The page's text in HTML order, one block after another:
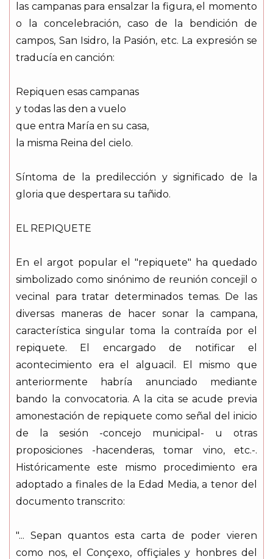
las campanas para ensalzar la figura, el momento
o la concelebración, caso de la bendición de
campos, San Isidro, la Pasión, etc. La expresión se
traducía en canción:
Repiquen esas campanas
y todas las den a vuelo
que entra María en su casa,
la misma Reina del cielo.
Síntoma de la predilección y significado de la
gloria que despertara su tañido.
EL REPIQUETE
En el argot popular el "repiquete" ha quedado
simbolizado como sinónimo de reunión concejil o
vecinal para tratar determinados temas. De las
diversas maneras de hacer sonar la campana,
característica singular toma la contraída por el
repiquete. El encargado de notificar el
acontecimiento era el alguacil. El mismo que
anteriormente habría anunciado mediante
bando la convocatoria. A la cita se acude previa
amonestación de repiquete como señal del inicio
de la sesión -concejo municipal- u otras
proposiciones -hacenderas, tomar vino, etc.-.
Históricamente este mismo procedimiento era
adoptado a finales de la Edad Media, a tenor del
documento transcrito:
"... Sepan quantos esta carta de poder vieren
como nos, el Conçexo, offiçiales y honbres del